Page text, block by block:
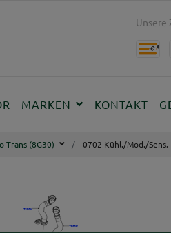
Unsere
MARKEN KONTAKT
Trans (8G30) 0702 Kühl./Mod./